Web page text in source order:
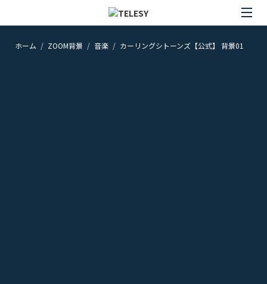
ホーム
ホーム ZOOM背景 音楽 カーリングシトーンズ【公式】 背景01